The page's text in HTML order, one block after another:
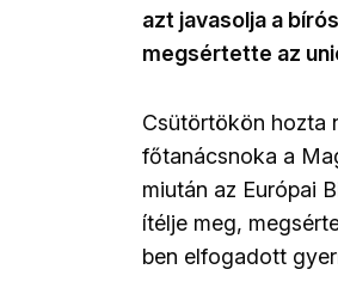
azt javasolja a
megsértette az
Csütörtökön hozta
főtanácsnoka a
miután az Európai
ítélje meg,
ben elfogadott